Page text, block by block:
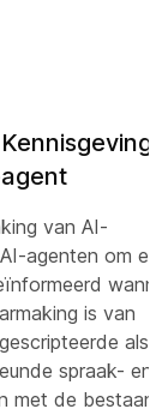
van AI-
agenten om
is van
als
spraak- en
met de